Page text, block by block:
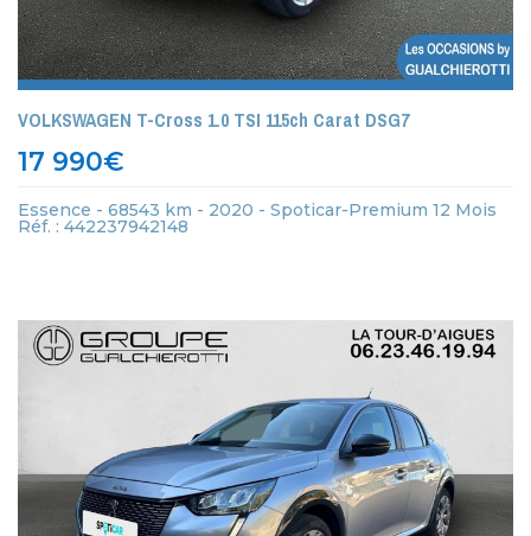
VOLKSWAGEN T-Cross 1.0 TSI 115ch Carat DSG7
17 990€
Essence - 68543 km - 2020 - Spoticar-Premium 12 Mois
Réf. : 442237942148